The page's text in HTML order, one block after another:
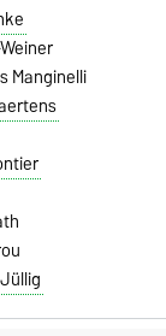
Manginelli